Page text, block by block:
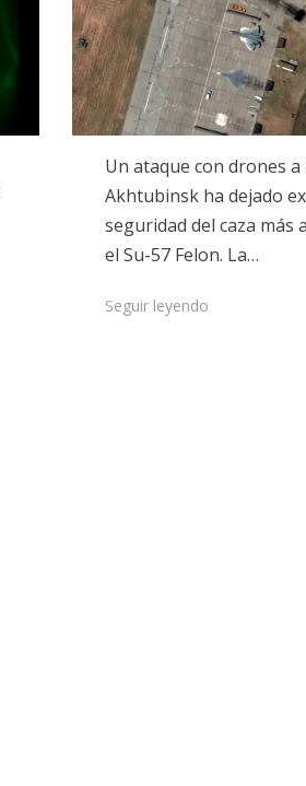
Un ataque con drones a
Akhtubinsk ha dejado
seguridad del caza más
el Su-57 Felon. La…
Seguir leyendo